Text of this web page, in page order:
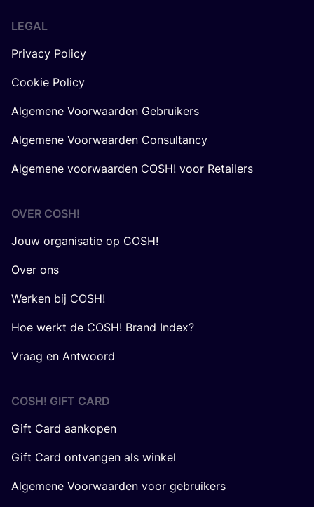
LEGAL
Privacy Policy
Cookie Policy
Algemene Voorwaarden Gebruikers
Algemene Voorwaarden Consultancy
Algemene voorwaarden COSH! voor Retailers
OVER COSH!
Jouw organisatie op COSH!
Over ons
Werken bij COSH!
Hoe werkt de COSH! Brand Index?
Vraag en Antwoord
COSH! GIFT CARD
Gift Card aankopen
Gift Card ontvangen als winkel
Algemene Voorwaarden voor gebruikers